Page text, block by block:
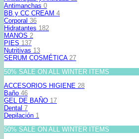
Antimanchas 0
BB y CC CREAM 4
Corporal 36
Hidratantes 182
MANOS 2
PIES 137
Nutritivas 13
SERUM COSMÉTICA 27
50% SALE ON ALL WINTER ITEMS
ACCESORIOS HIGIENE 28
Baño 46
GEL DE BAÑO 17
Dental 7
Depilación 1
50% SALE ON ALL WINTER ITEMS